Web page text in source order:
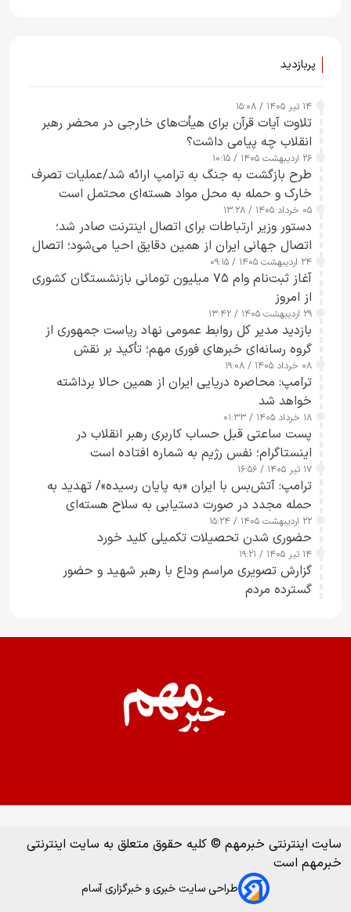
پربازدید
۱۴ تیر ۱۴۰۵ / ۱۵:۰۸
تلاوت آیات قرآن برای هیأت‌های خارجی در محضر رهبر
انقلاب چه پیامی داشت؟
۲۶ اردیبهشت ۱۴۰۵ / ۱۰:۱۵
طرح‌ بازگشت به جنگ به ترامپ ارائه شد/عملیات تصرف
خارک و حمله به محل مواد هسته‌ای محتمل است
۰۵ خرداد ۱۴۰۵ / ۱۳:۲۸
دستور وزیر ارتباطات برای اتصال اینترنت صادر شد؛
اتصال جهانی ایران از همین دقایق احیا می‌شود؛ اتصال
کامل مردم تا ۲۴ ساعت آینده
۲۴ اردیبهشت ۱۴۰۵ / ۰۹:۱۵
آغاز ثبت‌نام وام ۷۵ میلیون تومانی بازنشستگان کشوری
از امروز
۲۹ اردیبهشت ۱۴۰۵ / ۱۳:۴۲
بازدید مدیر کل روابط عمومی نهاد ریاست جمهوری از
گروه رسانه‌ای خبرهای فوری مهم؛ تأکید بر نقش
رسانه‌های هوشمند و مسئول در ارتقای آگاهی عمومی
۰۸ خرداد ۱۴۰۵ / ۱۹:۰۸
ترامپ: محاصره دریایی ایران از همین حالا برداشته
خواهد شد
۱۸ خرداد ۱۴۰۵ / ۰۱:۳۳
پست ساعتی قبل حساب کاربری رهبر انقلاب در
اینستاگرام؛ نفس رژیم به شماره افتاده است​
۱۷ تیر ۱۴۰۵ / ۱۶:۵۶
ترامپ: آتش‌بس با ایران «به پایان رسیده»/ تهدید به
حمله مجدد در صورت دستیابی به سلاح هسته‌ای
۲۲ اردیبهشت ۱۴۰۵ / ۱۵:۲۴
حضوری شدن تحصیلات تکمیلی کلید خورد
۱۴ تیر ۱۴۰۵ / ۱۹:۲۱
گزارش تصویری مراسم وداع با رهبر شهید و حضور
گسترده مردم
سایت اینترنتی خبرمهم © کلیه حقوق متعلق به سایت اینترنتی
خبرمهم است
طراحی سایت خبری و خبرگزاری آسام